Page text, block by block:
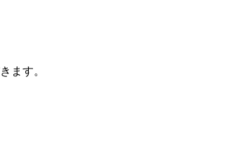
ます。